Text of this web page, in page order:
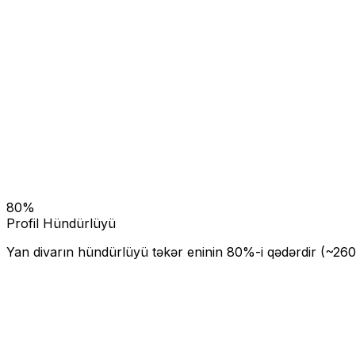
80%
Profil Hündürlüyü
Yan divarın hündürlüyü təkər eninin 80%-i qədərdir (~260